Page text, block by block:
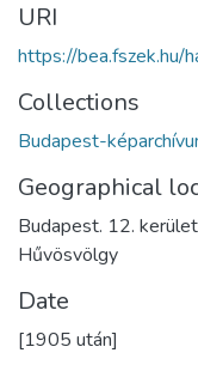
URI
https://
Collections
Budapest-
Geographical
Budapest. 12.
Hűvösvölgy
Date
[1905 után]